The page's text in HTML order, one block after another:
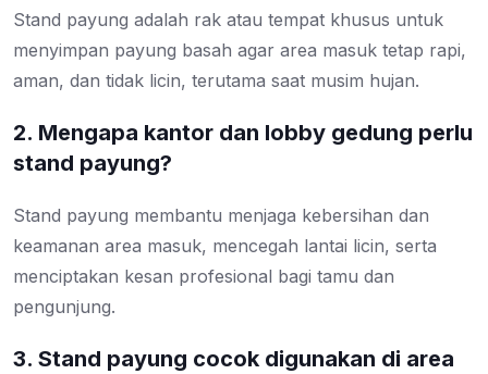
Stand payung adalah rak atau tempat khusus untuk
menyimpan payung basah agar area masuk tetap rapi,
aman, dan tidak licin, terutama saat musim hujan.
2. Mengapa kantor dan lobby gedung perlu
stand payung?
Stand payung membantu menjaga kebersihan dan
keamanan area masuk, mencegah lantai licin, serta
menciptakan kesan profesional bagi tamu dan
pengunjung.
3. Stand payung cocok digunakan di area